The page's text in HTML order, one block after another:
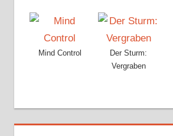
Mind Control
Der Sturm:
Vergraben